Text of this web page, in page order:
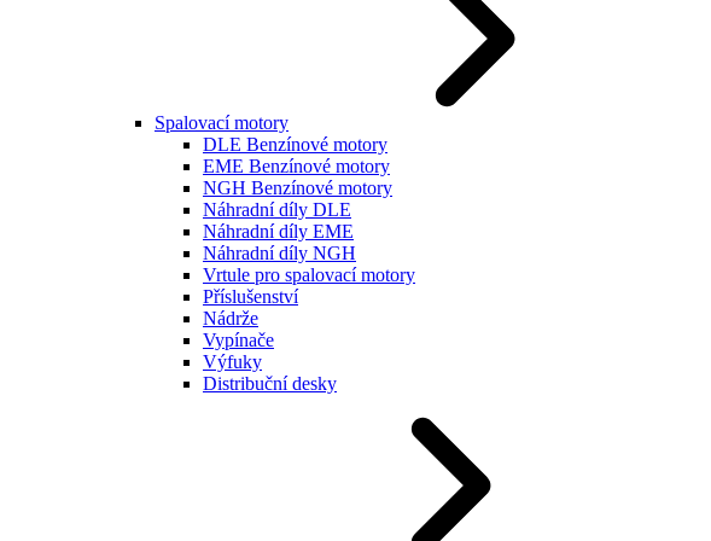
Spalovací motory
DLE Benzínové motory
EME Benzínové motory
NGH Benzínové motory
Náhradní díly DLE
Náhradní díly EME
Náhradní díly NGH
Vrtule pro spalovací motory
Příslušenství
Nádrže
Vypínače
Výfuky
Distribuční desky